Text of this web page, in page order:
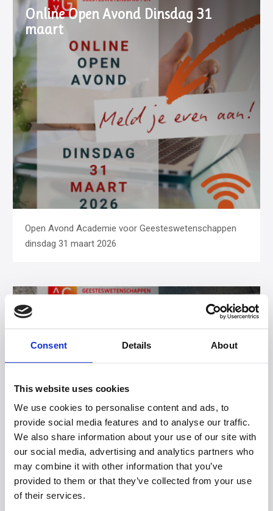
Consent Details About
This website uses cookies
We use cookies to personalise content and ads, to
provide social media features and to analyse our traffic.
We also share information about your use of our site with
our social media, advertising and analytics partners who
may combine it with other information that you’ve
provided to them or that they’ve collected from your use
of their services.
Online Open Avond Dinsdag 31
maart
Open Avond Academie voor Geesteswetenschappen
dinsdag 31 maart 2026
Open Dag zaterdag 28 februari